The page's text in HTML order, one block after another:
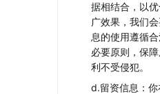
据相结合，以
广效果，我们
息的使用遵循
必要原则，保
利不受侵犯。
d.留资信息：